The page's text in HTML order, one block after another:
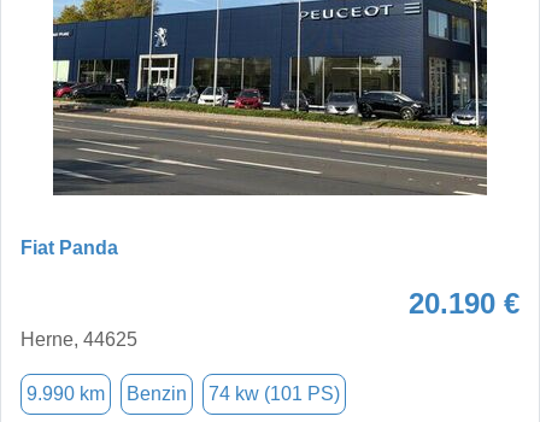
Fiat Panda
20.190 €
Herne, 44625
9.990 km Benzin 74 kw (101 PS)